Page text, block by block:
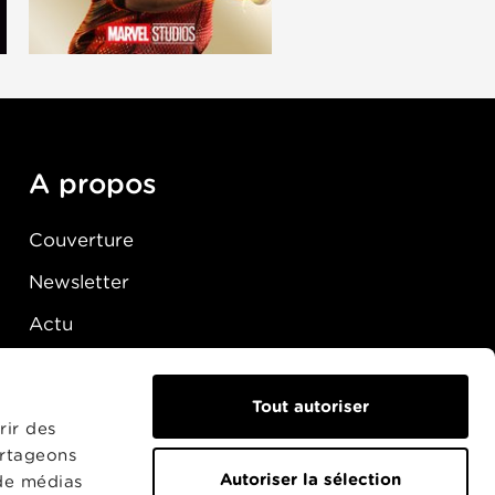
des
médias
Tout autoriser
Autoriser la sélection
A propos
Couverture
Newsletter
Actu